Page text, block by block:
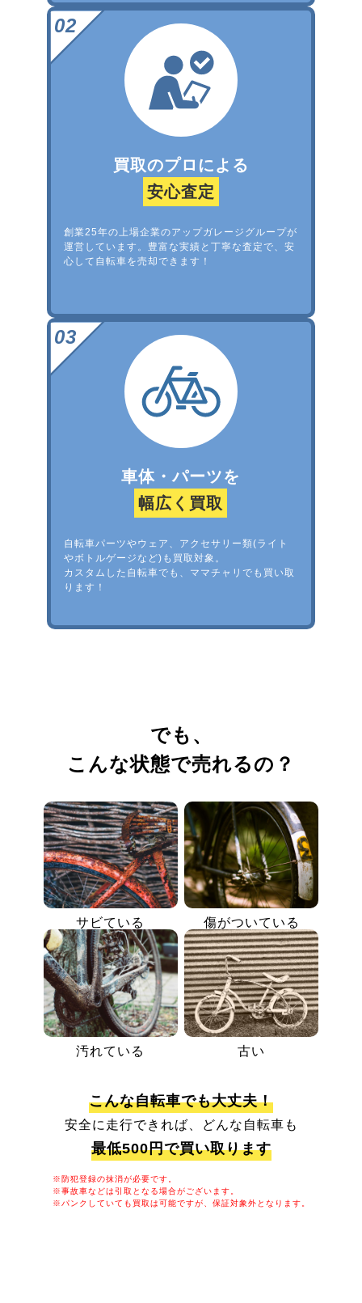
買取のプロによる
安心査定
創業25年の上場企業のアップガレージグループが
運営しています。豊富な実績と丁寧な査定で、安
心して自転車を売却できます！
車体・パーツを
幅広く買取
自転車パーツやウェア、アクセサリー類(ライト
やボトルゲージなど)も買取対象。
カスタムした自転車でも、ママチャリでも買い取
ります！
でも、
こんな状態で売れるの？
サビている 傷がついている
汚れている 古い
こんな自転車でも大丈夫！
安全に走行できれば、どんな自転車も
最低500円で買い取ります
※防犯登録の抹消が必要です。
※事故車などは引取となる場合がございます。
※パンクしていても買取は可能ですが、保証対象外となります。